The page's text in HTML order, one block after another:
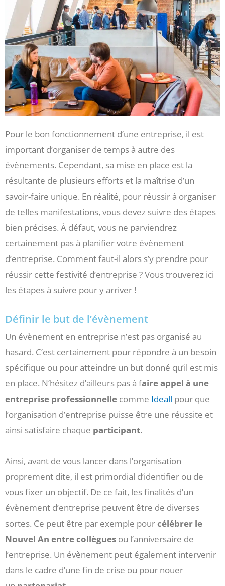
Pour le bon fonctionnement d’une entreprise, il est
important d’organiser de temps à autre des
évènements. Cependant, sa mise en place est la
résultante de plusieurs efforts et la maîtrise d’un
savoir-faire unique. En réalité, pour réussir à organiser
de telles manifestations, vous devez suivre des étapes
bien précises. À défaut, vous ne parviendrez
certainement pas à planifier votre évènement
d’entreprise. Comment faut-il alors s’y prendre pour
réussir cette festivité d’entreprise ? Vous trouverez ici
les étapes à suivre pour y arriver !
Définir le but de l’évènement
Un évènement en entreprise n’est pas organisé au
hasard. C’est certainement pour répondre à un besoin
spécifique ou pour atteindre un but donné qu’il est mis
en place. N’hésitez d’ailleurs pas à faire appel à une
entreprise professionnelle comme Ideall pour que
l’organisation d’entreprise puisse être une réussite et
ainsi satisfaire chaque participant.
Ainsi, avant de vous lancer dans l’organisation
proprement dite, il est primordial d’identifier ou de
vous fixer un objectif. De ce fait, les finalités d’un
évènement d’entreprise peuvent être de diverses
sortes. Ce peut être par exemple pourcélébrer le
Nouvel An entre collègues ou l’anniversaire de
l’entreprise. Un évènement peut également intervenir
dans le cadre d’une fin de crise ou pour nouer